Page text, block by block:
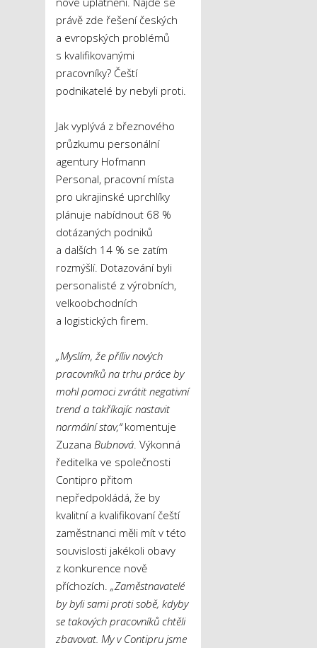
právě zde řešení českých
a evropských problémů
s kvalifikovanými
pracovníky? Čeští
podnikatelé by nebyli proti.
Jak vyplývá z březnového
průzkumu personální
agentury Hofmann
Personal, pracovní místa
pro ukrajinské uprchlíky
plánuje nabídnout 68 %
dotázaných podniků
a dalších 14 % se zatím
rozmýšlí. Dotazování byli
personalisté z výrobních,
velkoobchodních
a logistických firem.
„Myslím, že příliv nových
pracovníků na trhu práce by
mohl pomoci zvrátit negativní
trend a takříkajíc nastavit
normální stav,“komentuje
Zuzana Bubnová . Výkonná
ředitelka ve společnosti
Contipro přitom
nepředpokládá, že by
kvalitní a kvalifikovaní čeští
zaměstnanci měli mít v této
souvislosti jakékoli obavy
z konkurence nově
příchozích. „Zaměstnavatelé
by byli sami proti sobě, kdyby
se takových pracovníků chtěli
zbavovat. My v Contipru jsme